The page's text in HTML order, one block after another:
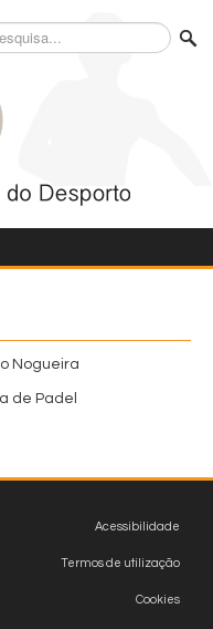
Nogueira
de Padel
Acessibilidade
Termos de utilização
Cookies